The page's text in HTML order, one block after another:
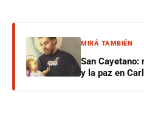
MIRÁ TAMBIÉN
San Cayetano:
y la paz en